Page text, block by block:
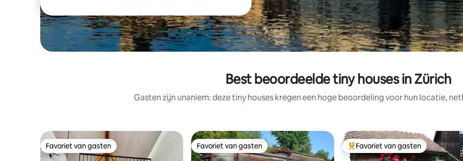
Best beoordeelde tiny houses in Zürich
Gasten zijn unaniem: deze tiny houses kregen een hoge beoordeling voor hun locatie,
Favoriet van gasten
Favoriet van gasten Favoriet van gasten
Favoriet van gasten Topfavoriet van gasten
Favoriet van gasten